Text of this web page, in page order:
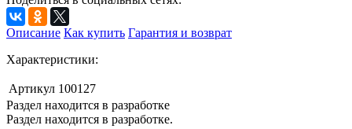
Описание Как купить Гарантия и возврат
Характеристики:
Артикул 100127
Раздел находится в разработке
Раздел находится в разработке.